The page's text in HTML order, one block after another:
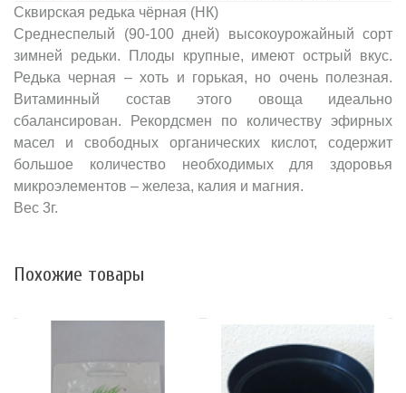
Сквирская редька чёрная (НК)
Среднеспелый (90-100 дней) высокоурожайный сорт
зимней редьки. Плоды крупные, имеют острый вкус.
Редька черная – хоть и горькая, но очень полезная.
Витаминный состав этого овоща идеально
сбалансирован. Рекордсмен по количеству эфирных
масел и свободных органических кислот, содержит
большое количество необходимых для здоровья
микроэлементов – железа, калия и магния.
Вес 3г.
Похожие товары